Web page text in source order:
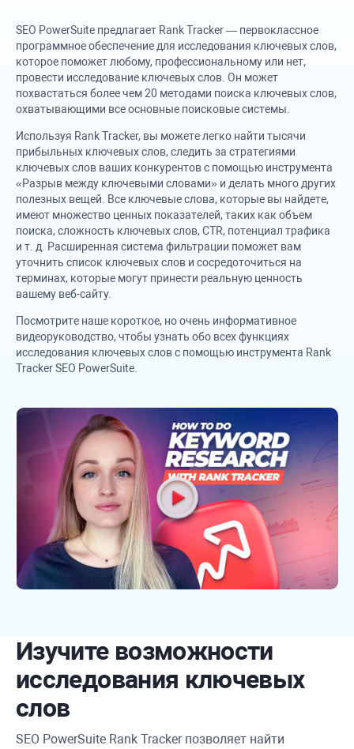
SEO PowerSuite предлагает Rank Tracker— первоклассное
программное обеспечение для исследования ключевых слов,
которое поможет любому, профессиональному или нет,
провести исследование ключевых слов. Он может
похвастаться более чем 20 методами поиска ключевых слов,
охватывающими все основные поисковые системы.
Используя Rank Tracker, вы можете легко найти тысячи
прибыльных ключевых слов, следить за стратегиями
ключевых слов ваших конкурентов с помощью инструмента
«Разрыв между ключевыми словами» и делать много других
полезных вещей. Все ключевые слова, которые вы найдете,
имеют множество ценных показателей, таких как объем
поиска, сложность ключевых слов, CTR, потенциал трафика
и т. д. Расширенная система фильтрации поможет вам
уточнить список ключевых слов и сосредоточиться на
терминах, которые могут принести реальную ценность
вашему веб-сайту.
Посмотрите наше короткое, но очень информативное
видеоруководство, чтобы узнать обо всех функциях
исследования ключевых слов с помощью инструмента Rank
TrackerSEO PowerSuite
Изучите возможности
исследования ключевых
слов
SEO PowerSuite Rank Trackerпозволяет найти